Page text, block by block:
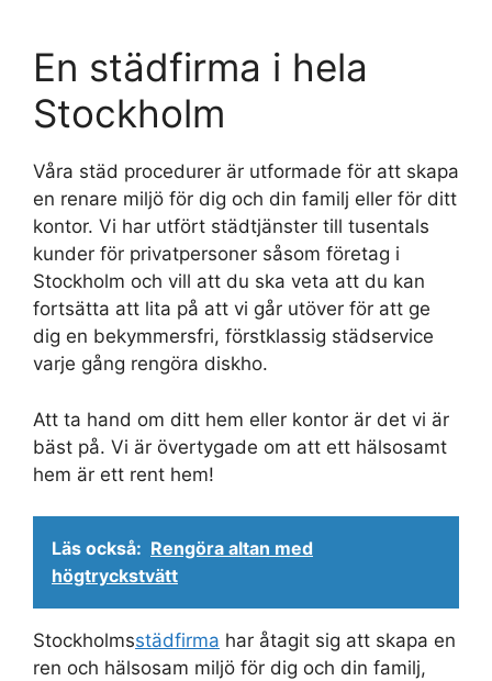
En städfirma i hela
Stockholm
Våra städ procedurer är utformade för att skapa
en renare miljö för dig och din familj eller för ditt
kontor. Vi har utfört städtjänster till tusentals
kunder för privatpersoner såsom företag i
Stockholm och vill att du ska veta att du kan
fortsätta att lita på att vi går utöver för att ge
dig en bekymmersfri, förstklassig städservice
varje gång rengöra diskho.
Att ta hand om ditt hem eller kontor är det vi är
bäst på. Vi är övertygade om att ett hälsosamt
hem är ett rent hem!
Läs också: Rengöra altan med
högtryckstvätt
Stockholmsstädfirma har åtagit sig att skapa en
ren och hälsosam miljö för dig och din familj,